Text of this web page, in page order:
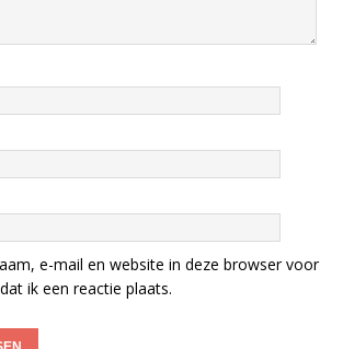
e-mail en website in deze browser voor
ik een reactie plaats.